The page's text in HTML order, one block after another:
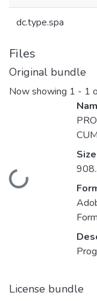
dc.type.spa
Files
Original bundle
Now showing 1 - 1
Loading...
License bundle